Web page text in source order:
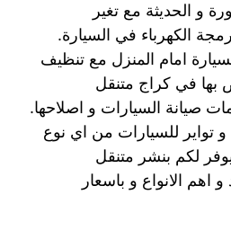
و الحديثة مع تغير
الكهرباء في السيارة.
امام المنزل مع تنظيف
بها في كراج متنقل
صيانة السيارات و اصلاحها.
تواير للسيارات من اي نوع
لكم بنشر متنقل
اهم الانواع و باسعار